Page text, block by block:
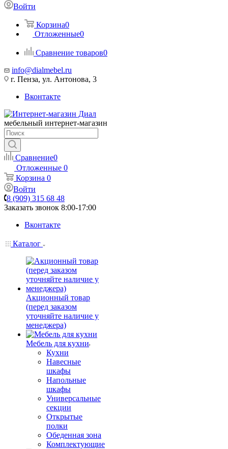
Войти
Корзина0
Отложенные0
Сравнение товаров0
info@dialmebel.ru
г. Пенза, ул. Антонова, 3
Вконтакте
мебельный интернет-магазин
Сравнение0
Отложенные 0
Корзина 0
Войти
8 (909) 315 68 48
Заказать звонок 8:00-17:00
Вконтакте
Каталог
Акционный товар
(перед заказом
уточняйте наличие у
менеджера)
Мебель для кухни
Кухни
Навесные
шкафы
Напольные
шкафы
Универсальные
секции
Открытые
полки
Обеденная зона
Комплектующие